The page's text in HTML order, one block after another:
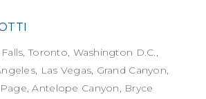
Toronto, Washington D.C.,
Las Vegas, Grand Canyon,
Antelope Canyon, Bryce